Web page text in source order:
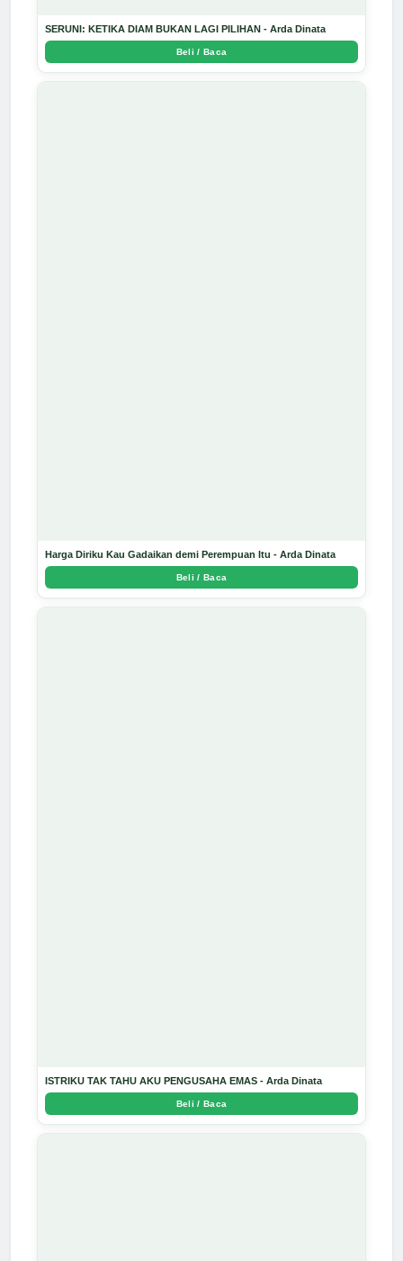
SERUNI: KETIKA DIAM BUKAN LAGI PILIHAN - Arda Dinata
Beli / Baca
Harga Diriku Kau Gadaikan demi Perempuan Itu - Arda Dinata
Beli / Baca
ISTRIKU TAK TAHU AKU PENGUSAHA EMAS - Arda Dinata
Beli / Baca